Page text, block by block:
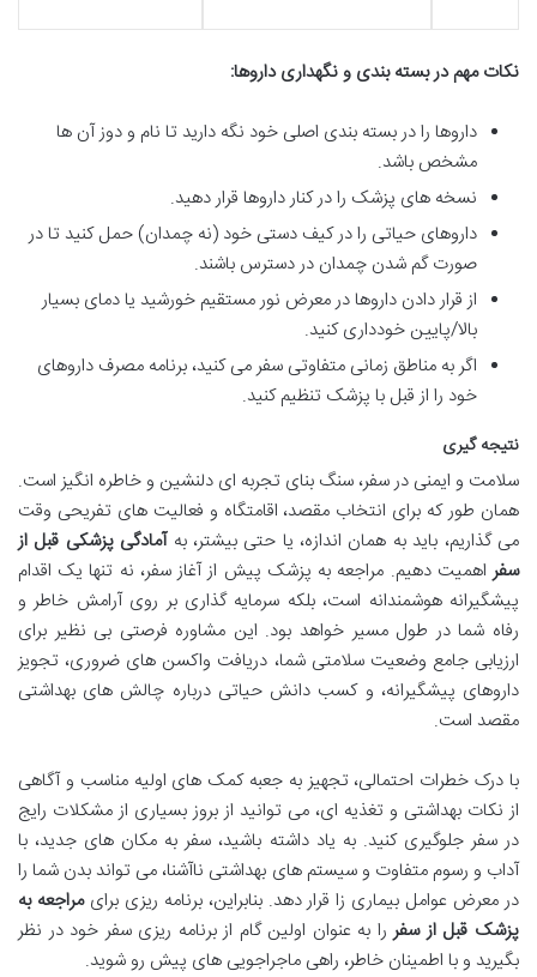
نکات مهم در بسته بندی و نگهداری داروها:
داروها را در بسته بندی اصلی خود نگه دارید تا نام و دوز آن ها
مشخص باشد.
نسخه های پزشک را در کنار داروها قرار دهید.
داروهای حیاتی را در کیف دستی خود (نه چمدان) حمل کنید تا در
صورت گم شدن چمدان در دسترس باشند.
از قرار دادن داروها در معرض نور مستقیم خورشید یا دمای بسیار
بالا/پایین خودداری کنید.
اگر به مناطق زمانی متفاوتی سفر می کنید، برنامه مصرف داروهای
خود را از قبل با پزشک تنظیم کنید.
نتیجه گیری
سلامت و ایمنی در سفر، سنگ بنای تجربه ای دلنشین و خاطره انگیز است.
همان طور که برای انتخاب مقصد، اقامتگاه و فعالیت های تفریحی وقت
می گذاریم، باید به همان اندازه، یا حتی بیشتر، بهآمادگی پزشکی قبل از
سفر اهمیت دهیم. مراجعه به پزشک پیش از آغاز سفر، نه تنها یک اقدام
پیشگیرانه هوشمندانه است، بلکه سرمایه گذاری بر روی آرامش خاطر و
رفاه شما در طول مسیر خواهد بود. این مشاوره فرصتی بی نظیر برای
ارزیابی جامع وضعیت سلامتی شما، دریافت واکسن های ضروری، تجویز
داروهای پیشگیرانه، و کسب دانش حیاتی درباره چالش های بهداشتی
مقصد است.
با درک خطرات احتمالی، تجهیز به جعبه کمک های اولیه مناسب و آگاهی
از نکات بهداشتی و تغذیه ای، می توانید از بروز بسیاری از مشکلات رایج
در سفر جلوگیری کنید. به یاد داشته باشید، سفر به مکان های جدید، با
آداب و رسوم متفاوت و سیستم های بهداشتی ناآشنا، می تواند بدن شما را
در معرض عوامل بیماری زا قرار دهد. بنابراین، برنامه ریزی برایمراجعه به
پزشک قبل از سفررا به عنوان اولین گام از برنامه ریزی سفر خود در نظر
بگیرید و با اطمینان خاطر، راهی ماجراجویی های پیش رو شوید.